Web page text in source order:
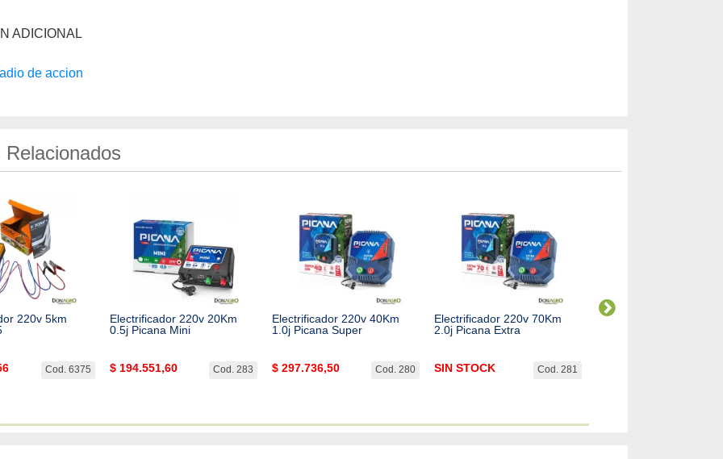
ADICIONAL
de accion
Relacionados
220v 5km
Cod. 6375
Electrificador 220v 20Km
0.5j Picana Mini
Cod. 283
$ 194.551,60
Electrificador 220v 40Km
1.0j Picana Super
Cod. 280
$ 297.736,50
Electrificador 220v 70Km
2.0j Picana Extra
Cod. 281
SIN STOCK
Electrificador 220v